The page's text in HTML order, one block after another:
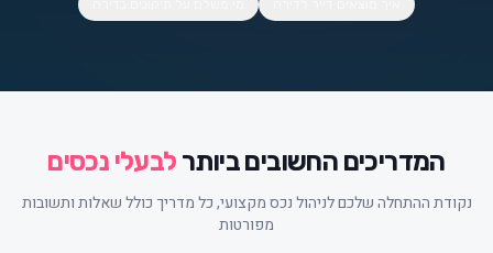
המדריכים החשובים ביותר לבעלי נכסים
נקודת ההתחלה שלכם לניהול נכס מקצועי, כל מדריך כולל שאלות ותשובות
מפורטות